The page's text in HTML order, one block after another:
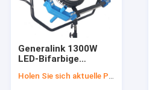
Generalink 1300W
LED-Bifarbige
Holen Sie sich aktuelle Preis